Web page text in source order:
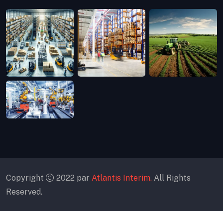
Copyright 2022 par Atlantis Interim. All Rights
Reserved.